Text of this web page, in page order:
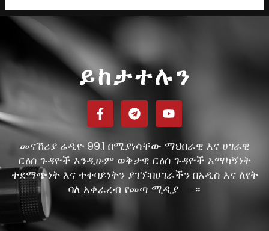
ይከታተሉን
መናኸሪያ ሬዲዮ 99.1 በሚያነሳቸው ማህበራዊ እና ሀገራዊ
ርዕሰ ጉዳዮች እንዲሁም ወቅታዊ ርዕሰ ጉዳዮች አማካኝነት
ተደማጭነት እና ተቀባይነትን ያገኘ፡በሀገራችን በአዲስ እና ለየት
ባለ አቀራረብ የመጣ ሚዲያ
።